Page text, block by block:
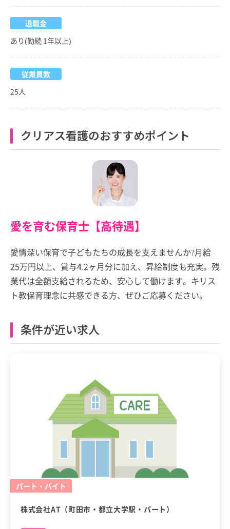
退職金
あり(勤続 1年以上)
従業員数
25人
クリアス看護のおすすめポイント
愛を育む保育士【高待遇】
愛情深い保育で子どもたちの成長を支えませんか?月給
25万円以上、賞与4.2ヶ月分に加え、昇給制度も充実。残
業代は全額支給されるため、安心して働けます。キリス
ト教保育理念に共感できる方、ぜひご応募ください。
条件が近い求人
パート・バイト
株式会社AT（町田市・都立大学駅・パート）